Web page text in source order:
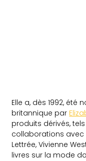
Elle a, dès 1992, été
britannique par
produits dérivés,
collaborations
Lettrée, Vivienne
livres sur la mode